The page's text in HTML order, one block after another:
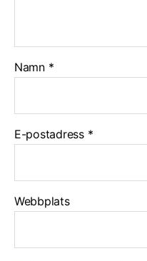
Namn *
E-postadress *
Webbplats